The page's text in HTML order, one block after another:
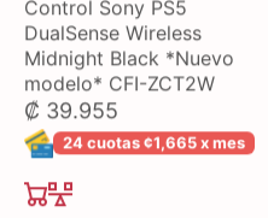
DualSense Wireless
Midnight Black *Nuevo
modelo* CFI-ZCT2W
₡ 39.955
24 cuotas ¢1,665 x mes